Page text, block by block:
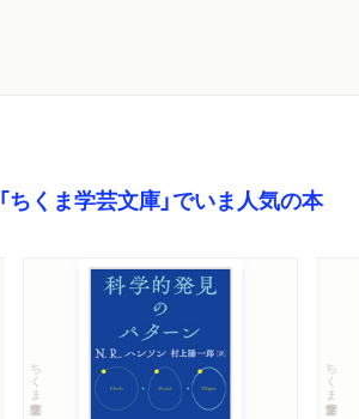
「ちくま学芸文庫」でいま人気の本
ちくま学芸文庫 ちくま学芸文庫